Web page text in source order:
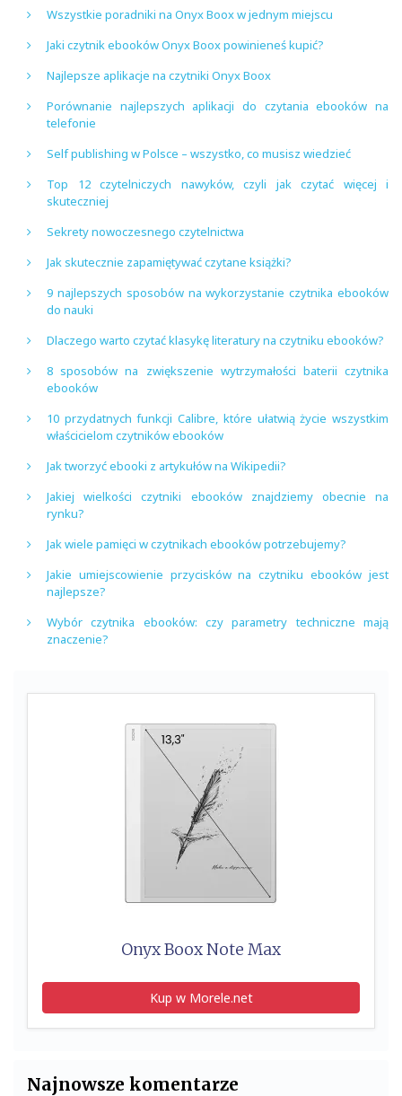
Wszystkie poradniki na Onyx Boox w jednym miejscu
Jaki czytnik ebooków Onyx Boox powinieneś kupić?
Najlepsze aplikacje na czytniki Onyx Boox
Porównanie najlepszych aplikacji do czytania ebooków na
telefonie
Self publishing w Polsce – wszystko, co musisz wiedzieć
Top 12 czytelniczych nawyków, czyli jak czytać więcej i
skuteczniej
Sekrety nowoczesnego czytelnictwa
Jak skutecznie zapamiętywać czytane książki?
9 najlepszych sposobów na wykorzystanie czytnika ebooków
do nauki
Dlaczego warto czytać klasykę literatury na czytniku ebooków?
8 sposobów na zwiększenie wytrzymałości baterii czytnika
ebooków
10 przydatnych funkcji Calibre, które ułatwią życie wszystkim
właścicielom czytników ebooków
Jak tworzyć ebooki z artykułów na Wikipedii?
Jakiej wielkości czytniki ebooków znajdziemy obecnie na
rynku?
Jak wiele pamięci w czytnikach ebooków potrzebujemy?
Jakie umiejscowienie przycisków na czytniku ebooków jest
najlepsze?
Wybór czytnika ebooków: czy parametry techniczne mają
znaczenie?
Onyx Boox Note Max
Kup w Morele.net
Najnowsze komentarze